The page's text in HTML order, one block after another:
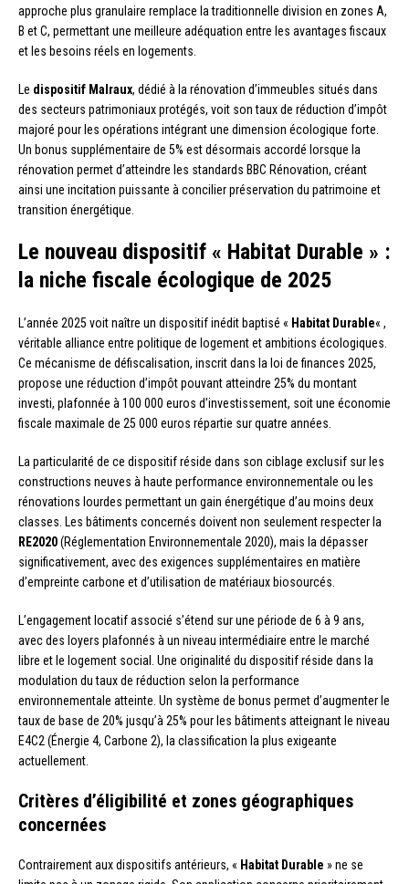
approche plus granulaire remplace la traditionnelle division en zones A,
B et C, permettant une meilleure adéquation entre les avantages fiscaux
et les besoins réels en logements.
Le dispositif Malraux, dédié à la rénovation d’immeubles situés dans
des secteurs patrimoniaux protégés, voit son taux de réduction d’impôt
majoré pour les opérations intégrant une dimension écologique forte.
Un bonus supplémentaire de 5% est désormais accordé lorsque la
rénovation permet d’atteindre les standards BBC Rénovation, créant
ainsi une incitation puissante à concilier préservation du patrimoine et
transition énergétique.
Le nouveau dispositif « Habitat Durable » :
la niche fiscale écologique de 2025
L’année 2025 voit naître un dispositif inédit baptisé « Habitat Durable« ,
véritable alliance entre politique de logement et ambitions écologiques.
Ce mécanisme de défiscalisation, inscrit dans la loi de finances 2025,
propose une réduction d’impôt pouvant atteindre 25% du montant
investi, plafonnée à 100 000 euros d’investissement, soit une économie
fiscale maximale de 25 000 euros répartie sur quatre années.
La particularité de ce dispositif réside dans son ciblage exclusif sur les
constructions neuves à haute performance environnementale ou les
rénovations lourdes permettant un gain énergétique d’au moins deux
classes. Les bâtiments concernés doivent non seulement respecter la
RE2020(Réglementation Environnementale 2020), mais la dépasser
significativement, avec des exigences supplémentaires en matière
d’empreinte carbone et d’utilisation de matériaux biosourcés.
L’engagement locatif associé s’étend sur une période de 6 à 9 ans,
avec des loyers plafonnés à un niveau intermédiaire entre le marché
libre et le logement social. Une originalité du dispositif réside dans la
modulation du taux de réduction selon la performance
environnementale atteinte. Un système de bonus permet d’augmenter le
taux de base de 20% jusqu’à 25% pour les bâtiments atteignant le niveau
E4C2 (Énergie 4, Carbone 2), la classification la plus exigeante
actuellement.
Critères d’éligibilité et zones géographiques
concernées
Contrairement aux dispositifs antérieurs, « Habitat Durable » ne se